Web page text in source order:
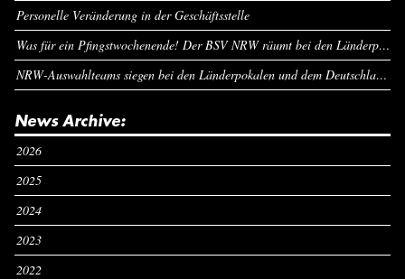
Personelle Veränderung in der Geschäftsstelle
Was für ein Pfingstwochenende! Der BSV NRW räumt bei den Länderpokalen ab
NRW-Auswahlteams siegen bei den Länderpokalen und dem Deutschlandcup an Pfingsten
News Archive:
2026
2025
2024
2023
2022